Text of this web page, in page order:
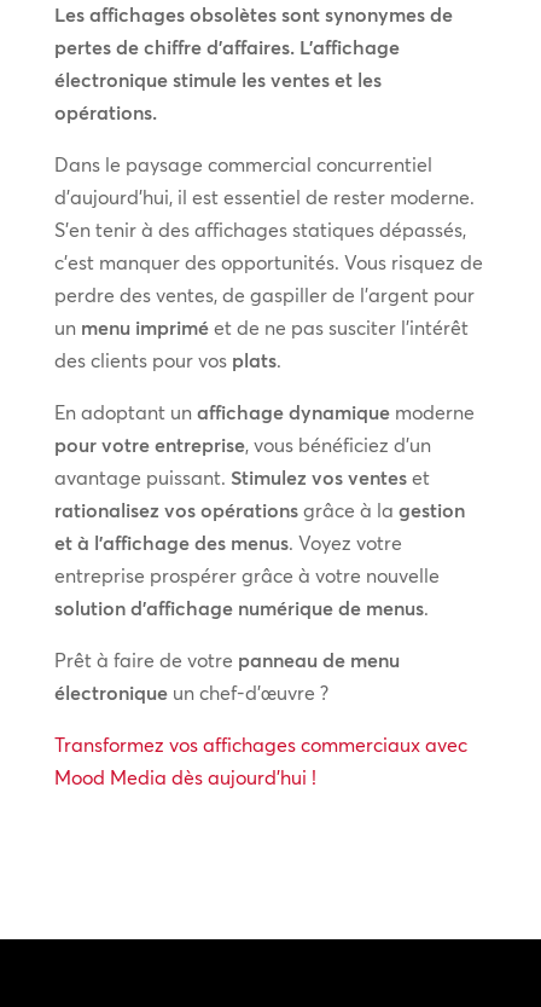
Les affichages obsolètes sont synonymes de
pertes de chiffre d’affaires. L’affichage
électronique stimule les ventes et les
opérations.
Dans le paysage commercial concurrentiel
d’aujourd’hui, il est essentiel de rester moderne.
S’en tenir à des affichages statiques dépassés,
c’est manquer des opportunités. Vous risquez de
perdre des ventes, de gaspiller de l’argent pour
un menu impriméet de ne pas susciter l’intérêt
des clients pour vos plats.
En adoptant un affichage dynamiquemoderne
pour votre entreprise, vous bénéficiez d’un
avantage puissant. Stimulez vos venteset
rationalisez vos opérationsgrâce à la gestion
et à l’affichage des menus. Voyez votre
entreprise prospérer grâce à votre nouvelle
solution d’affichage numérique de menus.
Prêt à faire de votre panneau de menu
électroniqueun chef-d’œuvre ?
Transformez vos affichages commerciaux avec
Mood Media dès aujourd’hui !